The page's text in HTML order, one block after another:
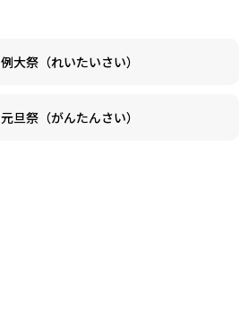
例大祭（れいたいさい）
元旦祭（がんたんさい）